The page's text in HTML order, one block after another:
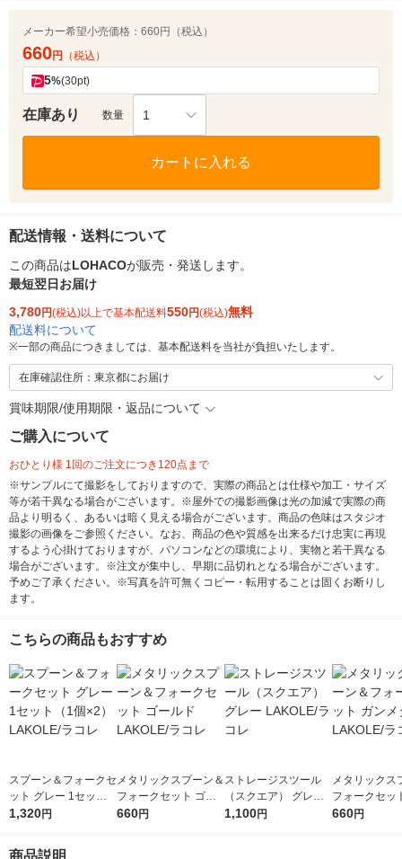
メーカー希望小売価格： 660円（税込）
660円 （税込）
5%(30pt)
在庫あり 数量 1
カートに入れる
配送情報・送料について
この商品はLOHACOが販売・発送します。
最短翌日お届け
3,780円(税込)以上で基本配送料550円(税込)無料
配送料について
※一部の商品につきましては、基本配送料を当社が負担いたします。
在庫確認住所：東京都にお届け
賞味期限/使用期限・返品について
ご購入について
おひとり様 1回のご注文につき120点まで
※サンプルにて撮影をしておりますので、実際の商品とは仕様や加工・サイズ
等が若干異なる場合がございます。※屋外での撮影画像は光の加減で実際の商
品より明るく、あるいは暗く見える場合がございます。商品の色味はスタジオ
撮影の画像をご参照ください。なお、商品の色や質感を出来るだけ忠実に再現
するよう心掛けておりますが、パソコンなどの環境により、実物と若干異なる
場合がございます。※注文が集中し、早期に品切れとなる場合がございます。
予めご了承ください。※写真を許可無くコピー・転用することは固くお断りし
ます。
こちらの商品もおすすめ
スプーン＆フォークセ
ット グレー 1セット
（1個×2） LAKOLE/
1,320円
メタリックスプーン＆
フォークセット ゴー
ルド LAKOLE/ラコレ
660円
ストレージスツール
（スクエア） グレー
LAKOLE/ラコレ
1,100円
メタリックス
フォークセッ
メタ
660円